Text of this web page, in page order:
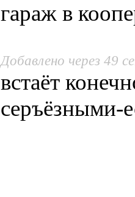
гараж в
Добавлено через 49
встаёт
серъёзными-